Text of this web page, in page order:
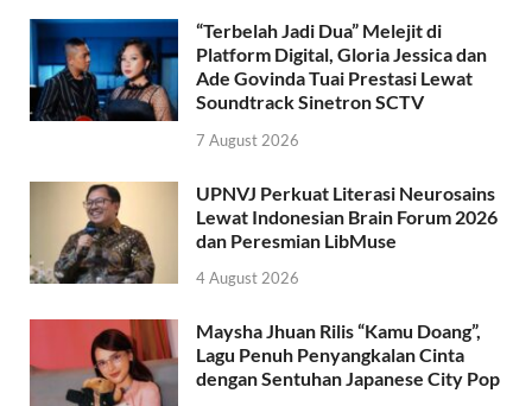
“Terbelah Jadi Dua” Melejit di
Platform Digital, Gloria Jessica dan
Ade Govinda Tuai Prestasi Lewat
Soundtrack Sinetron SCTV
7 August 2026
UPNVJ Perkuat Literasi Neurosains
Lewat Indonesian Brain Forum 2026
dan Peresmian LibMuse
4 August 2026
Maysha Jhuan Rilis “Kamu Doang”,
Lagu Penuh Penyangkalan Cinta
dengan Sentuhan Japanese City Pop